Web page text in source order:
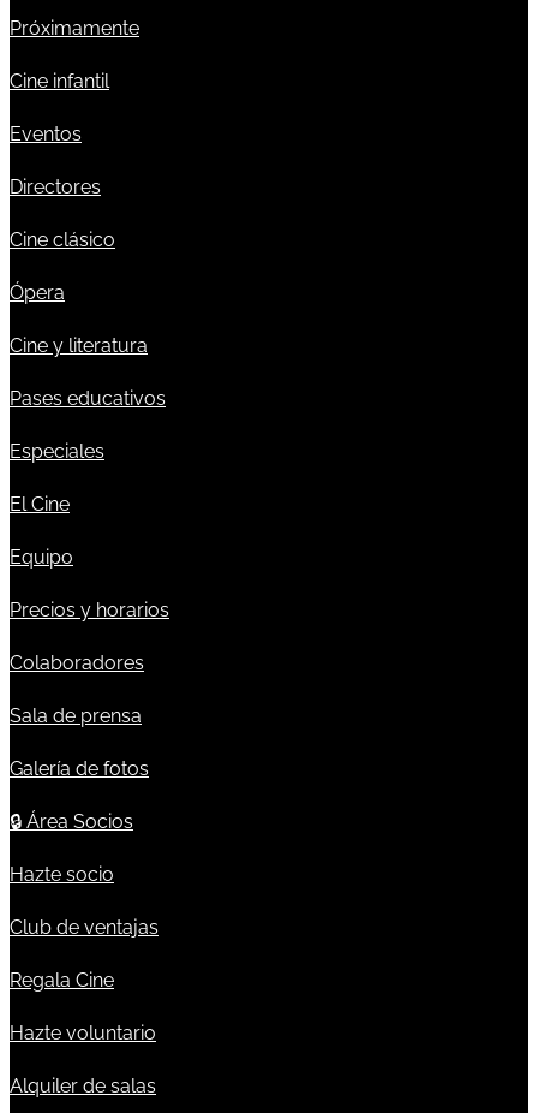
Próximamente
Cine infantil
Eventos
Directores
Cine clásico
Ópera
Cine y literatura
Pases educativos
Especiales
El Cine
Equipo
Precios y horarios
Colaboradores
Sala de prensa
Galería de fotos
🔒 Área Socios
Hazte socio
Club de ventajas
Regala Cine
Hazte voluntario
Alquiler de salas